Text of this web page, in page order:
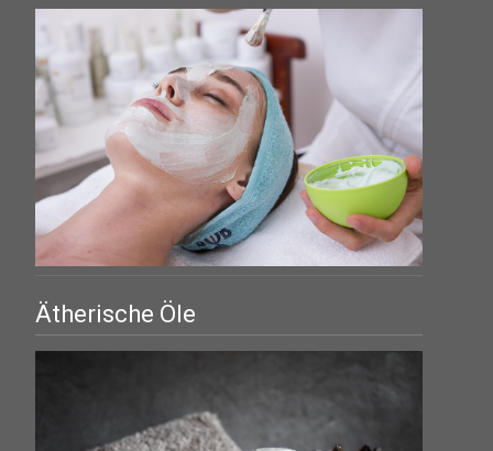
Ätherische Öle